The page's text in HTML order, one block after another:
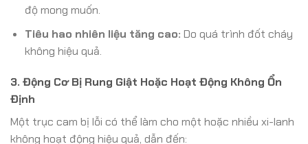
độ mong muốn.
Tiêu hao nhiên liệu tăng cao: Do quá trình đốt cháy
không hiệu quả.
3. Động Cơ Bị Rung Giật Hoặc Hoạt Động Không Ổn
Định
Một trục cam bị lỗi có thể làm cho một hoặc nhiều xi-lanh
không hoạt động hiệu quả, dẫn đến: